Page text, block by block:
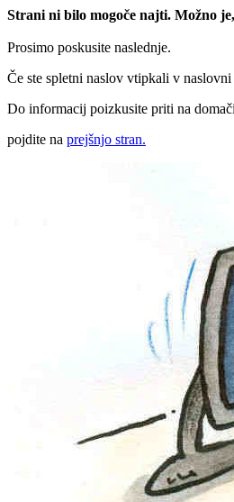
Strani ni bilo mogoče najti. Možno
Prosimo poskusite naslednje.
Če ste spletni naslov vtipkali v
Do informacij poizkusite priti na
pojdite na prejšnjo stran.